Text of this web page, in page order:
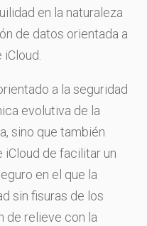
en la naturaleza
de datos orientada a
a la seguridad
evolutiva de la
sino que también
de facilitar un
en el que la
sin fisuras de los
de relieve con la